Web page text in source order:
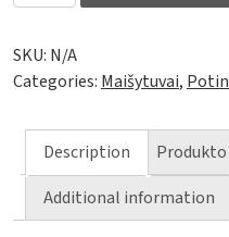
SKU: N/A
Categories: Maišytuvai,
Description
Additional information